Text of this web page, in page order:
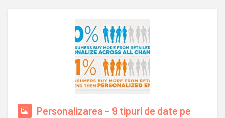
Personalizarea – 9 tipuri de date pe